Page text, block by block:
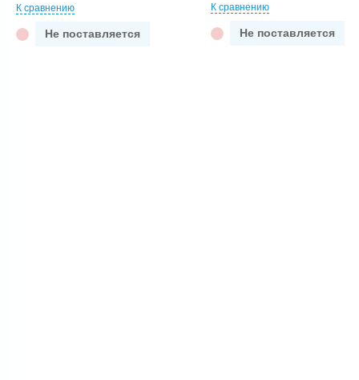
К сравнению
Не поставляется
К сравнению
Не поставляется